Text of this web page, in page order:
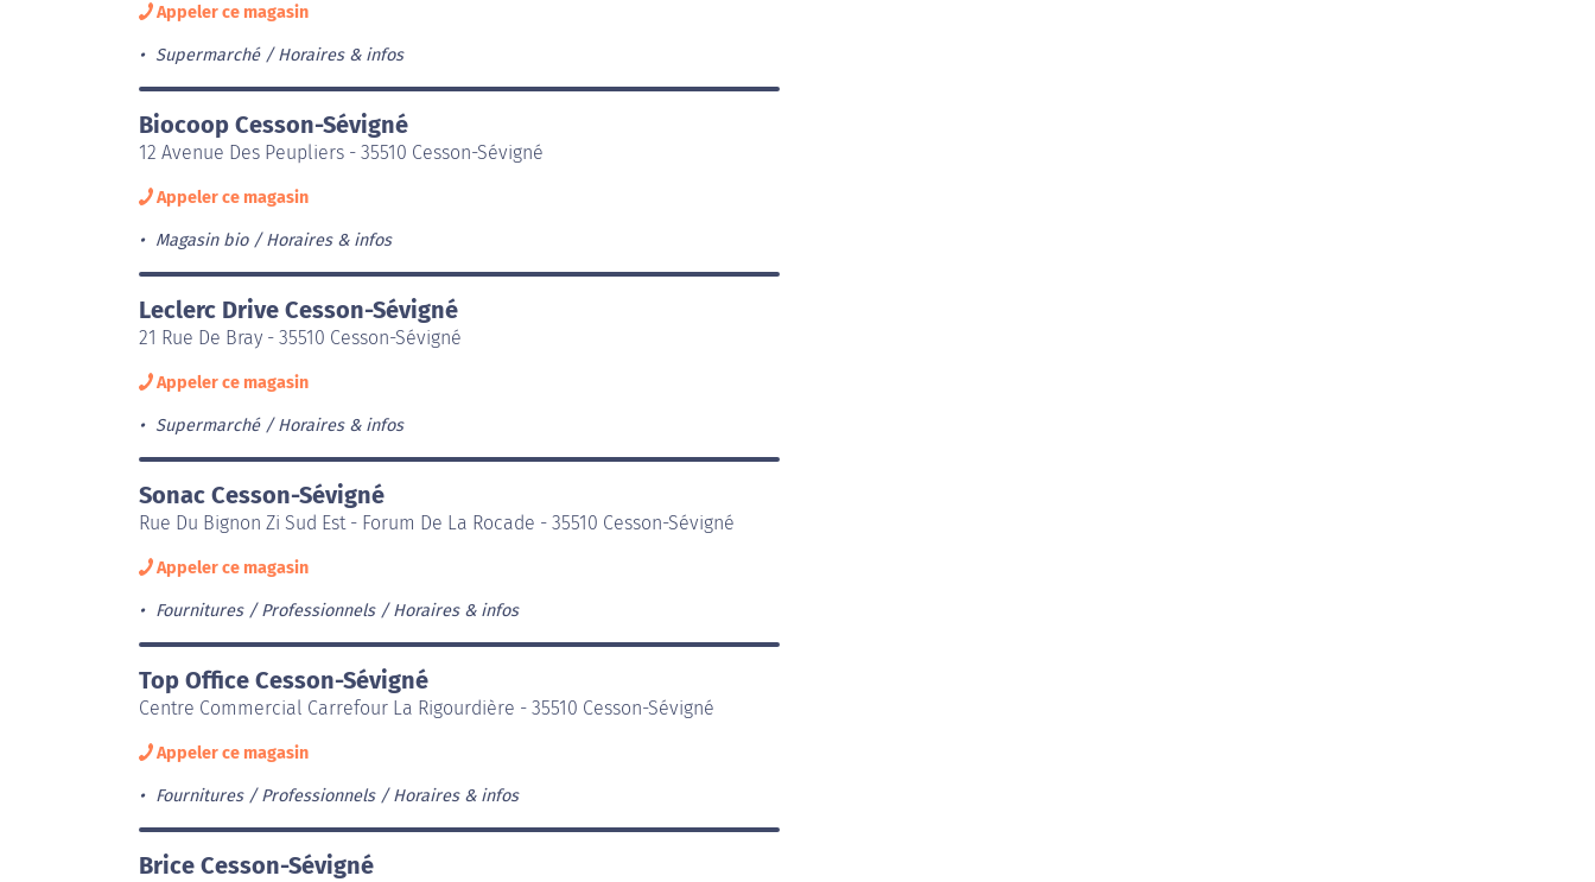
Appeler ce magasin
Supermarché Horaires & infos
Biocoop Cesson-Sévigné
12 Avenue Des Peupliers - 35510 Cesson-Sévigné
Appeler ce magasin
Magasin bio Horaires & infos
Leclerc Drive Cesson-Sévigné
21 Rue De Bray - 35510 Cesson-Sévigné
Appeler ce magasin
Supermarché Horaires & infos
Sonac Cesson-Sévigné
Rue Du Bignon Zi Sud Est - Forum De La Rocade - 35510 Cesson-Sévigné
Appeler ce magasin
Fournitures / Professionnels Horaires & infos
Top Office Cesson-Sévigné
Centre Commercial Carrefour La Rigourdière - 35510 Cesson-Sévigné
Appeler ce magasin
Fournitures / Professionnels Horaires & infos
Brice Cesson-Sévigné